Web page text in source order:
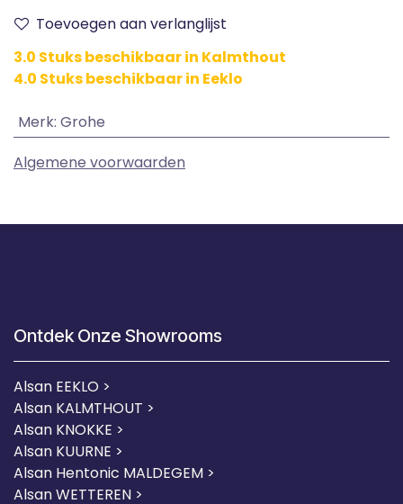
Toevoegen aan verlanglijst
3.0 Stuks beschikbaar in Kalmthout
4.0 Stuks beschikbaar in Eeklo
Merk: Grohe
Algemene voorwaarden
Ontdek Onze Showrooms
Alsan EEKLO >
Alsan KALMTHOUT >
Alsan KNOKKE >
Alsan KUURNE >
Alsan Hentonic MALDEGEM >
Alsan WETTEREN >